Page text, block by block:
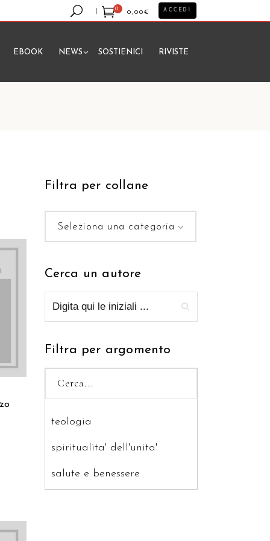
0
0,00€
prodotto nel carrello.
ACCEDI
EBOOK NEWS SOSTIENICI RIVISTE
Filtra per collane
Seleziona una categoria
Cerca un autore
Filtra per argomento
teologia
spiritualita' dell'unita'
salute e benessere